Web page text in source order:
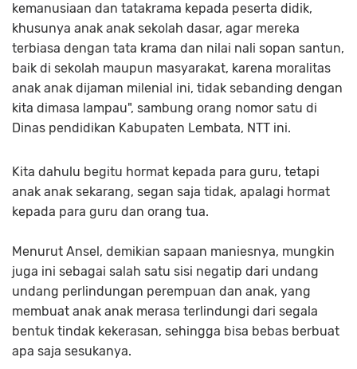
kemanusiaan dan tatakrama kepada peserta didik,
khusunya anak anak sekolah dasar, agar mereka
terbiasa dengan tata krama dan nilai nali sopan santun,
baik di sekolah maupun masyarakat, karena moralitas
anak anak dijaman milenial ini, tidak sebanding dengan
kita dimasa lampau", sambung orang nomor satu di
Dinas pendidikan Kabupaten Lembata, NTT ini.
Kita dahulu begitu hormat kepada para guru, tetapi
anak anak sekarang, segan saja tidak, apalagi hormat
kepada para guru dan orang tua.
Menurut Ansel, demikian sapaan maniesnya, mungkin
juga ini sebagai salah satu sisi negatip dari undang
undang perlindungan perempuan dan anak, yang
membuat anak anak merasa terlindungi dari segala
bentuk tindak kekerasan, sehingga bisa bebas berbuat
apa saja sesukanya.